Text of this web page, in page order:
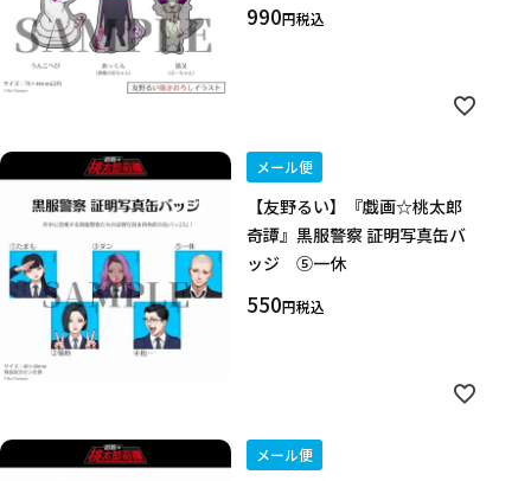
990 税込
メール便
【友野るい】『戯画☆桃太郎
奇譚』黒服警察 証明写真缶バ
ッジ ⑤一休
550 税込
メール便